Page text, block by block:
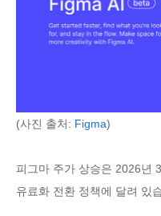
(사진 출처: Figma)
피그마 주가 상승은 2026년
유료화 전환 정책에 달려 있